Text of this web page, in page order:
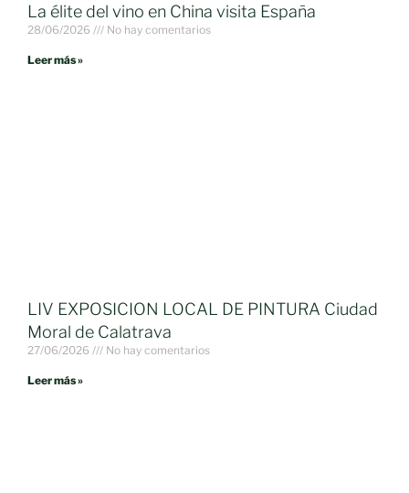
La élite del vino en China visita España
28/06/2026 No hay comentarios
Leer más »
LIV EXPOSICION LOCAL DE PINTURA Ciudad
Moral de Calatrava
27/06/2026 No hay comentarios
Leer más »